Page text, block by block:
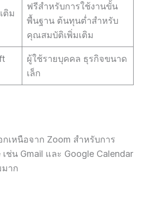
ติม
ฟรีสำหรับการใช้งานขั้น
พื้นฐาน ต้นทุนต่ำสำหรับ
คุณสมบัติเพิ่มเติม
ผู้ใช้รายบุคคล ธุรกิจขนาด
เล็ก
เหนือจาก Zoom สำหรับการ
น Gmail และ Google Calendar
าก